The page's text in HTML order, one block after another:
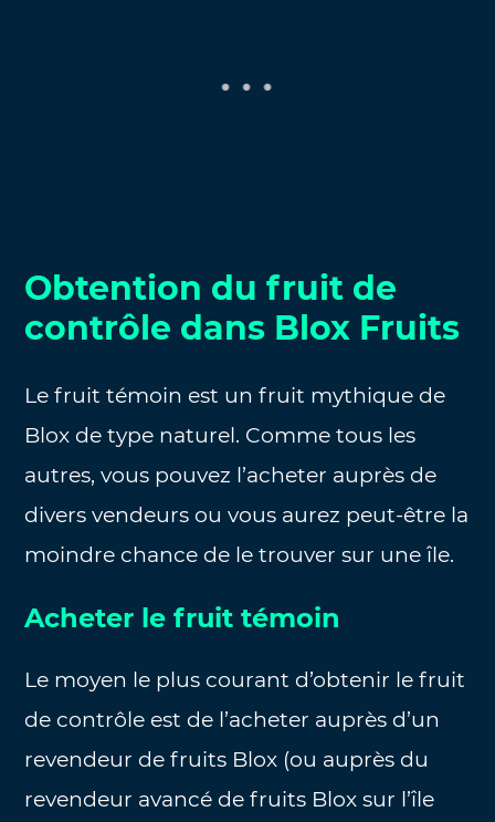
Obtention du fruit de
contrôle dans Blox Fruits
Le fruit témoin est un fruit mythique de
Blox de type naturel. Comme tous les
autres, vous pouvez l’acheter auprès de
divers vendeurs ou vous aurez peut-être la
moindre chance de le trouver sur une île.
Acheter le fruit témoin
Le moyen le plus courant d’obtenir le fruit
de contrôle est de l’acheter auprès d’un
revendeur de fruits Blox (ou auprès du
revendeur avancé de fruits Blox sur l’île